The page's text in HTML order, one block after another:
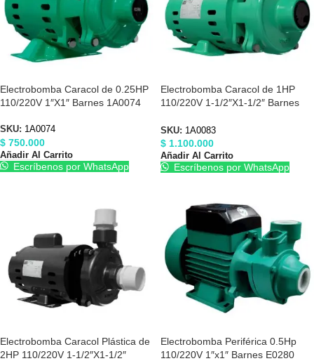
Electrobomba Caracol de 0.25HP
110/220V 1″X1″ Barnes 1A0074
SKU: 1A0074
$ 750.000
Añadir Al Carrito
Escríbenos por WhatsApp
Electrobomba Caracol de 1HP
110/220V 1-1/2″X1-1/2″ Barnes
SKU: 1A0083
$ 1.100.000
Añadir Al Carrito
Escríbenos por WhatsApp
Electrobomba Caracol Plástica de
2HP 110/220V 1-1/2″X1-1/2″
Electrobomba Periférica 0.5Hp
110/220V 1″x1″ Barnes E0280